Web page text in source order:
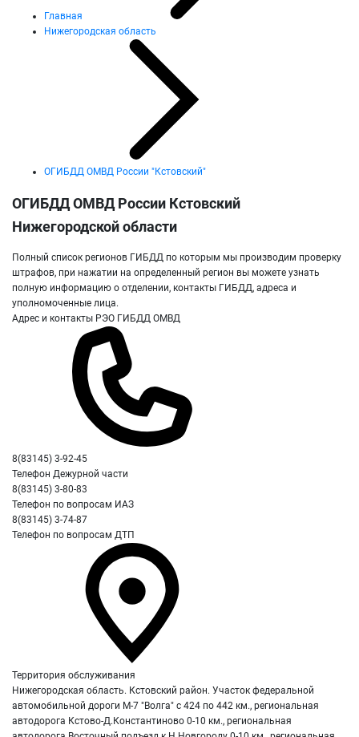
Главная
Нижегородская область
ОГИБДД ОМВД России "Кстовский"
ОГИБДД ОМВД России Кстовский
Нижегородской области
Полный список регионов ГИБДД по которым мы производим проверку
штрафов, при нажатии на определенный регион вы можете узнать
полную информацию о отделении, контакты ГИБДД, адреса и
уполномоченные лица.
Адрес и контакты РЭО ГИБДД ОМВД
8(83145) 3-92-45
Телефон Дежурной части
8(83145) 3-80-83
Телефон по вопросам ИАЗ
8(83145) 3-74-87
Телефон по вопросам ДТП
Территория обслуживания
Нижегородская область. Кстовский район. Участок федеральной
автомобильной дороги М-7 "Волга" с 424 по 442 км., региональная
автодорога Кстово-Д.Константиново 0-10 км., региональная